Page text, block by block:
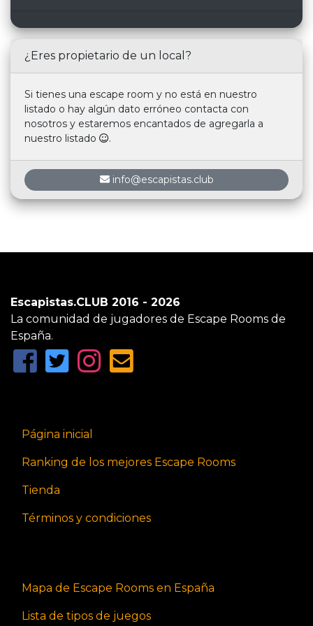
¿Eres propietario de un local?
Si tienes una escape room y no está en nuestro
listado o hay algún dato erróneo contacta con
nosotros y estaremos encantados de agregarla a
nuestro listado
.
info@escapistas.club
Escapistas.CLUB 2016 - 2026
La comunidad de jugadores de Escape Rooms de
España.
Página inicial
Ranking de los mejores Escape Rooms
Tienda
Términos y condiciones
Mapa de Escape Rooms en España
Lista de tipos de juegos